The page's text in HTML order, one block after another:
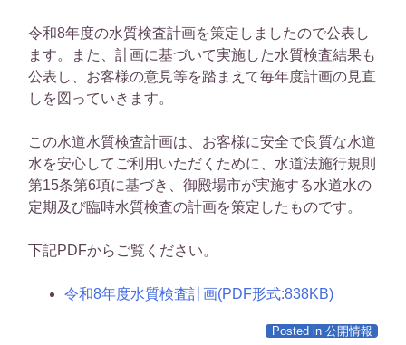
令和8年度の水質検査計画を策定しましたので公表し
ます。また、計画に基づいて実施した水質検査結果も
公表し、お客様の意見等を踏まえて毎年度計画の見直
しを図っていきます。
この水道水質検査計画は、お客様に安全で良質な水道
水を安心してご利用いただくために、水道法施行規則
第15条第6項に基づき、御殿場市が実施する水道水の
定期及び臨時水質検査の計画を策定したものです。
下記PDFからご覧ください。
令和8年度水質検査計画(PDF形式:838KB)
Posted in 公開情報